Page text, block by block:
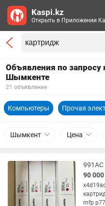
Объявления по запросу
Шымкенте
21 объявление
Компьютеры Прочая
Шымкент Цена
90
mfp
Kaspi.kz
Открыть в Приложении